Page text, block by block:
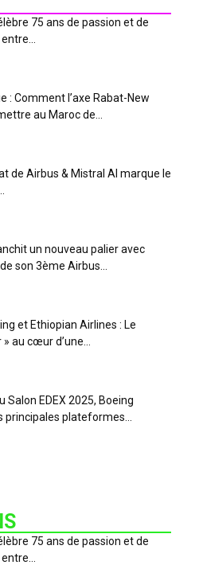
75 ans de passion et de
: Comment l’axe Rabat-New
au Maroc de...
de Airbus & Mistral AI marque le
un nouveau palier avec
son 3ème Airbus...
et Ethiopian Airlines : Le
au cœur d’une...
Salon EDEX 2025, Boeing
principales plateformes...
75 ans de passion et de